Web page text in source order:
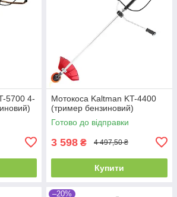
5700 4-
Мотокоса Kaltman KT-4400
(тример бензиновий)
Готово до відправки
3 598 ₴ 4 497,50 ₴
Купити
–20%